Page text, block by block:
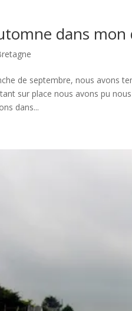
dans
de septembre, nous avons
sur place nous avons pu
dans...